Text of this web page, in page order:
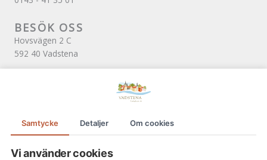
Samtycke Detaljer Om cookies
Vi använder cookies
BESÖK OSS
Hovsvägen 2 C
592 40 Vadstena
Tisdag och onsdag kl. 10.00–12.00
SOCIALA MEDIER
Facebook